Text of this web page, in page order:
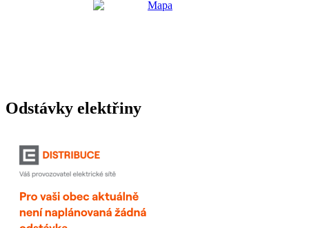
Odstávky elektřiny